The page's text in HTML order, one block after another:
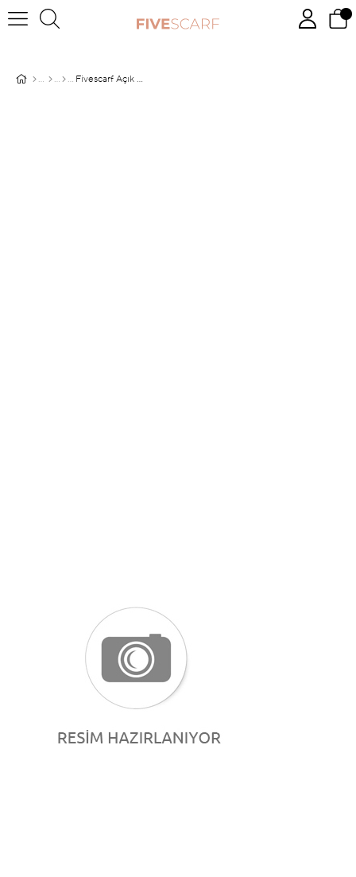
Fivescarf Açık Vizon Maxi Cotton Şal